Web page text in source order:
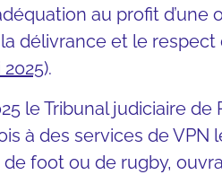
au profit
délivrance et le
).
le Tribunal judiciaire de
à des services de VPN
foot ou de rugby,